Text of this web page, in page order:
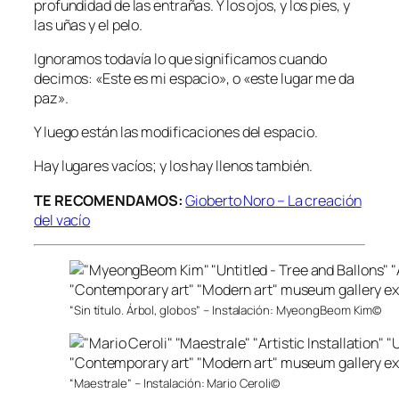
profundidad de las entrañas. Y los ojos, y los pies, y
las uñas y el pelo.
Ignoramos todavía lo que significamos cuando
decimos: «Este es mi espacio», o «este lugar me da
paz».
Y luego están las modificaciones del espacio.
Hay lugares vacíos; y los hay llenos también.
TE RECOMENDAMOS:Gioberto Noro – La creación
del vacío
“Sin título. Árbol, globos” – Instalación: MyeongBeom Kim©
“Maestrale” – Instalación: Mario Ceroli©